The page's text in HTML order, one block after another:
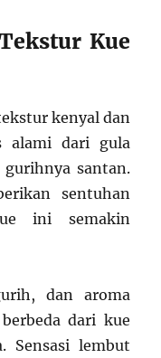
Kue
kenyal dan
alami dari gula
gurihnya santan.
sentuhan
ini semakin
dan aroma
dari kue
Sensasi lembut